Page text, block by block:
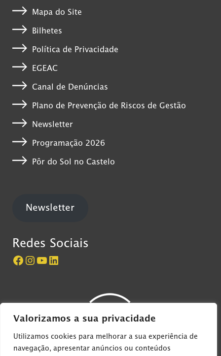
Valorizamos a sua privacidade
Utilizamos cookies para melhorar a sua experiência de
navegação, apresentar anúncios ou conteúdos
Mapa do Site
Bilhetes
Política de Privacidade
EGEAC
Canal de Denúncias
Plano de Prevenção de Riscos de Gestão
Newsletter
Programação 2026
Pôr do Sol no Castelo
Newsletter
Redes Sociais
Página do Castelo de São Jorge no Facebook
Perfil do Castelo de São Jorge no Instagram
Canal do Castelo de São Jorge no YouTube
LinkedIn